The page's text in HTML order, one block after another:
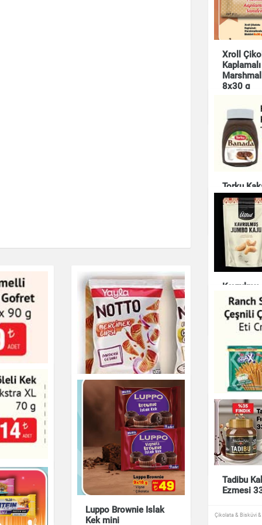
Xroll
Kaplamalı
8x30 g
Çikolata & Bisküvi
Torku
Kreması
Çikolata & Bisküvi
140 g
Çikolata & Bisküvi
Gofret
Yayla Notto Barbekü
Çeşnili Mercimek Cipsi
55 g
Çikolata & Bisküvi & Kuruyemiş
Ranch
Çeşnili
Eti Crax
Çikolata & Bisküvi
Kek
XL 70 g
Luppo Brownie Islak
Kek mini
Tadibu
Ezmesi
Çikolata & Bisküvi